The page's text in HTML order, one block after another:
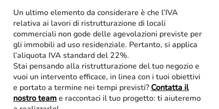
Un ultimo elemento da considerare è che l’IVA
relativa ai lavori di ristrutturazione di locali
commerciali non gode delle agevolazioni previste per
gli immobili ad uso residenziale. Pertanto, si applica
l’aliquota IVA standard del 22%.
Stai pensando alla ristrutturazione del tuo negozio e
vuoi un intervento efficace, in linea con i tuoi obiettivi
e portato a termine nei tempi previsti? Contatta il
nostro teame raccontaci il tuo progetto: ti aiuteremo